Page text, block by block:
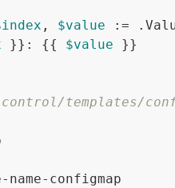
, $value :=
}}: {{ $value }}
templates/
name-configmap